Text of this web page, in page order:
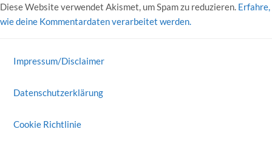
Diese Website verwendet Akismet, um Spam zu reduzieren. Erfahre,
wie deine Kommentardaten verarbeitet werden.
Impressum/Disclaimer
Datenschutzerklärung
Cookie Richtlinie